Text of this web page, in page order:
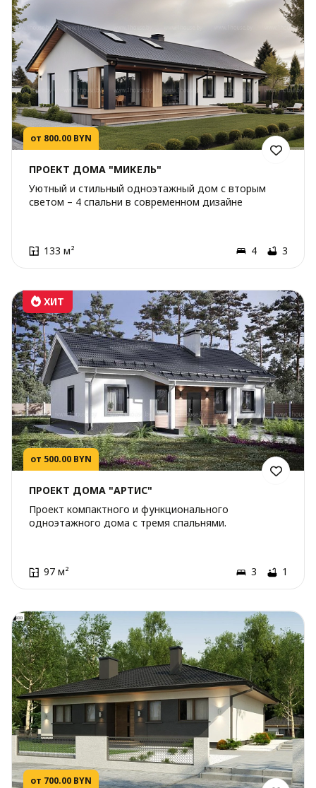
от 800.00 BYN
ПРОЕКТ ДОМА "МИКЕЛЬ"
Уютный и стильный одноэтажный дом с вторым
светом – 4 спальни в современном дизайне
133 м² 4 3
от 500.00 BYN
ХИТ
ПРОЕКТ ДОМА "АРТИС"
Проект компактного и функционального
одноэтажного дома с тремя спальнями.
97 м² 3 1
от 700.00 BYN